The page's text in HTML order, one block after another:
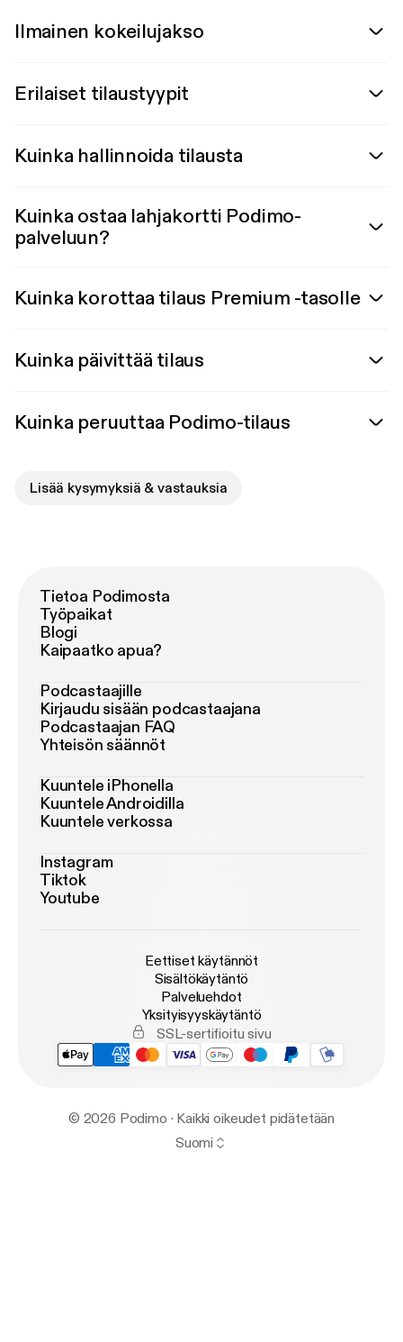
Ilmainen kokeilujakso
Erilaiset tilaustyypit
Kuinka hallinnoida tilausta
Kuinka ostaa lahjakortti Podimo-
palveluun?
Kuinka korottaa tilaus Premium -tasolle
Kuinka päivittää tilaus
Kuinka peruuttaa Podimo-tilaus
Lisää kysymyksiä & vastauksia
Tietoa Podimosta
Työpaikat
Blogi
Kaipaatko apua?
Podcastaajille
Kirjaudu sisään podcastaajana
Podcastaajan FAQ
Yhteisön säännöt
Kuuntele iPhonella
Kuuntele Androidilla
Kuuntele verkossa
Instagram
Tiktok
Youtube
Eettiset käytännöt
Sisältökäytäntö
Palveluehdot
Yksityisyyskäytäntö
SSL-sertifioitu sivu
© 2026 Podimo · Kaikki oikeudet pidätetään
Suomi